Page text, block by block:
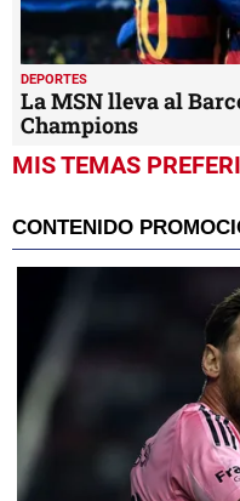
DEPORTES
La MSN lleva al
Champions
MIS TEMAS